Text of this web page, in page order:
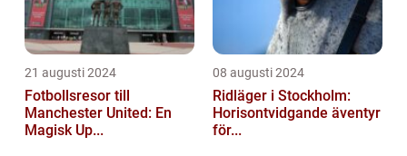
21 augusti 2024
Fotbollsresor till
Manchester United: En
Magisk Up...
08 augusti 2024
Ridläger i Stockholm:
Horisontvidgande äventyr
för...